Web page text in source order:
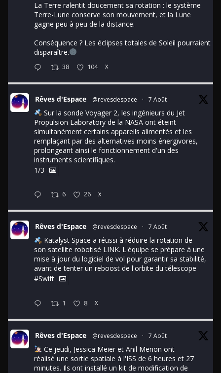
La Terre ralentit doucement sa rotation : le système
Terre-Lune conserve son mouvement, et la Lune
gagne peu à peu de la distance.
Conséquence ? Les éclipses totales de Soleil pourraient
disparaître.
38 104 X
Rêves d'Espace @revesdespace · 7 Août
Sur la sonde Voyager 2, les ingénieurs du Jet
Propulsion Laboratory de la NASA ont éteint
simultanément certains appareils alimentés et les
remplaçant par des alternatives moins énergivores,
prolongeant ainsi le fonctionnement d'un des
instruments scientifiques.
1/3
6 26 X
Rêves d'Espace @revesdespace · 7 Août
Katalyst Space a réussi à réduire la rotation de
son satellite robotisé LINK. L'équipe se prépare à une
mise à jour du logiciel de vol pour garantir sa stabilité,
avant de tenter un reboost de l'orbite du télescope
#Swift
1 8 X
Rêves d'Espace @revesdespace · 7 Août
Ce jeudi, Jessica Meier et Anil Menon ont
réalisé une sortie spatiale à l'ISS de 6 heures et 27
minutes. Ils ont installé un kit de modification de